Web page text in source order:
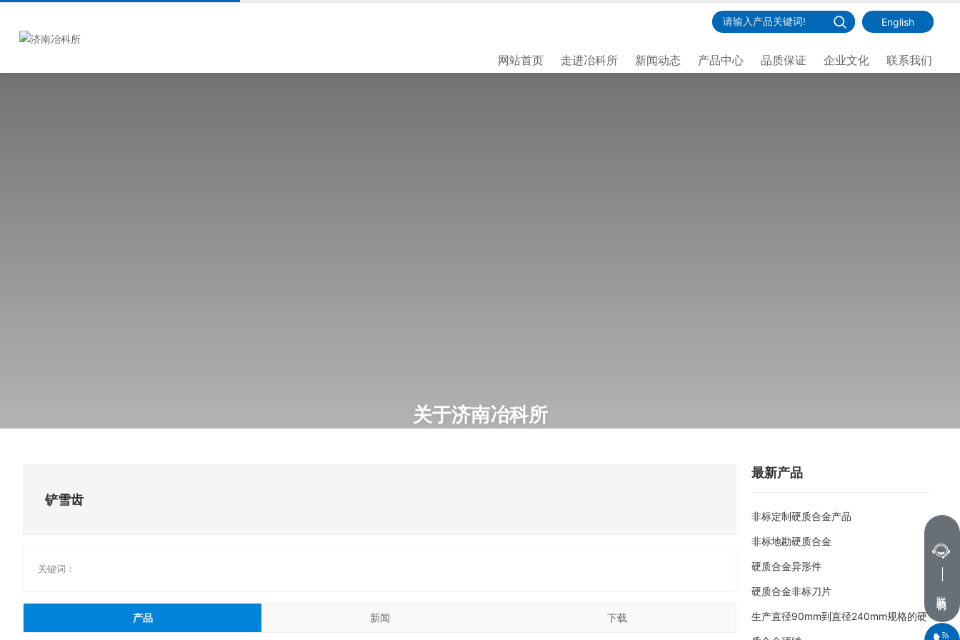
English
网站首页 走进冶科所 新闻动态 产品中心 品质保证 企业文化 联系我们
关于济南冶科所
济南冶科所主要从事硬质合金产品及相关产品的研制、生产与销售，公司拥有五十余年的专业研制和生产经验
铲雪齿
关键词：
产品 新闻 下载
最新产品
非标定制硬质合金产品
非标地勘硬质合金
硬质合金异形件
硬质合金非标刀片
生产直径90mm到直径240mm规格的硬